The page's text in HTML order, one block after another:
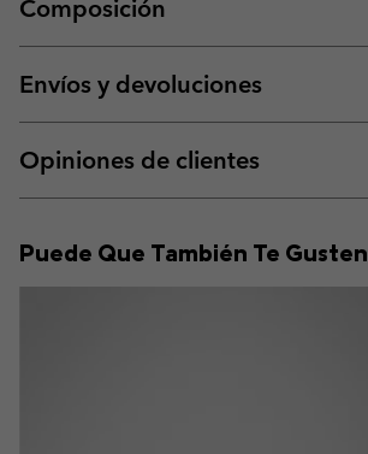
Composición
Envíos y devoluciones
Opiniones de clientes
Puede Que También Te Gusten